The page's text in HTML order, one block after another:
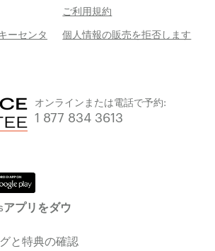
ご利用規約
ーセンタ
個人情報の販売を拒否します
オンラインまたは電話で予約:
1 877 834 3613
プリをダウ
と特典の確認